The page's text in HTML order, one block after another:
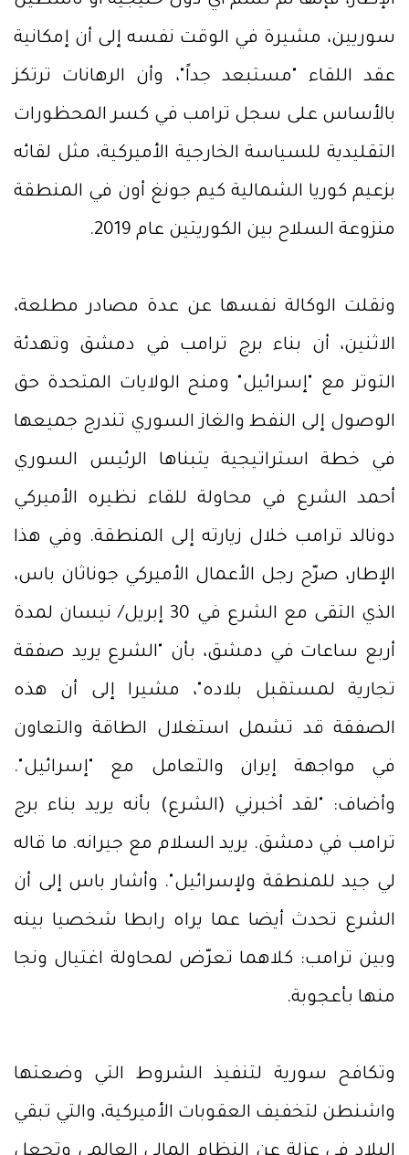
سوريين، مشيرة في الوقت نفسه إلى أن إمكانية
عقد اللقاء "مستبعد جداً"، وأن الرهانات ترتكز
بالأساس على سجل ترامب في كسر المحظورات
التقليدية للسياسة الخارجية الأميركية، مثل لقائه
بزعيم كوريا الشمالية كيم جونغ أون في المنطقة
منزوعة السلاح بين الكوريتين عام 2019.
ونقلت الوكالة نفسها عن عدة مصادر مطلعة،
الاثنين، أن بناء برج ترامب في دمشق وتهدئة
التوتر مع "إسرائيل" ومنح الولايات المتحدة حق
الوصول إلى النفط والغاز السوري تندرج جميعها
في خطة استراتيجية يتبناها الرئيس السوري
أحمد الشرع في محاولة للقاء نظيره الأميركي
دونالد ترامب خلال زيارته إلى المنطقة. وفي هذا
الإطار، صرّح رجل الأعمال الأميركي جوناثان باس،
الذي التقى مع الشرع في 30 إبريل/ نيسان لمدة
أربع ساعات في دمشق، بأن "الشرع يريد صفقة
تجارية لمستقبل بلاده"، مشيرا إلى أن هذه
الصفقة قد تشمل استغلال الطاقة والتعاون
في مواجهة إيران والتعامل مع "إسرائيل".
وأضاف: "لقد أخبرني (الشرع) بأنه يريد بناء برج
ترامب في دمشق. يريد السلام مع جيرانه. ما قاله
لي جيد للمنطقة ولإسرائيل". وأشار باس إلى أن
الشرع تحدث أيضا عما يراه رابطا شخصيا بينه
وبين ترامب: كلاهما تعرّض لمحاولة اغتيال ونجا
منها بأعجوبة.
وتكافح سورية لتنفيذ الشروط التي وضعتها
واشنطن لتخفيف العقوبات الأميركية، والتي تبقي